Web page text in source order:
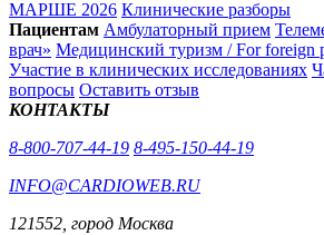
МАРШЕ 2026 Клинические разборы
Пациентам Амбулаторный прием
врач» Медицинский туризм / For foreign
Участие в клинических исследованиях
вопросы Оставить отзыв
КОНТАКТЫ
8-800-707-44-19 8-495-150-44-19
INFO@CARDIOWEB.RU
121552, город Москва